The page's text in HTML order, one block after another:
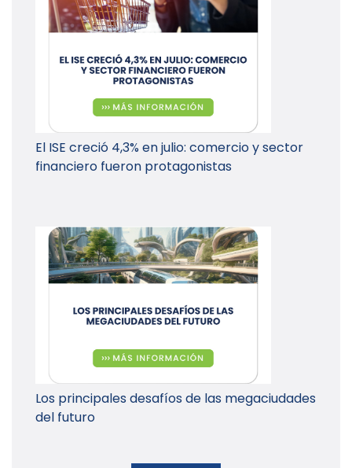
El ISE creció 4,3% en julio: comercio y sector
financiero fueron protagonistas
Los principales desafíos de las megaciudades
del futuro